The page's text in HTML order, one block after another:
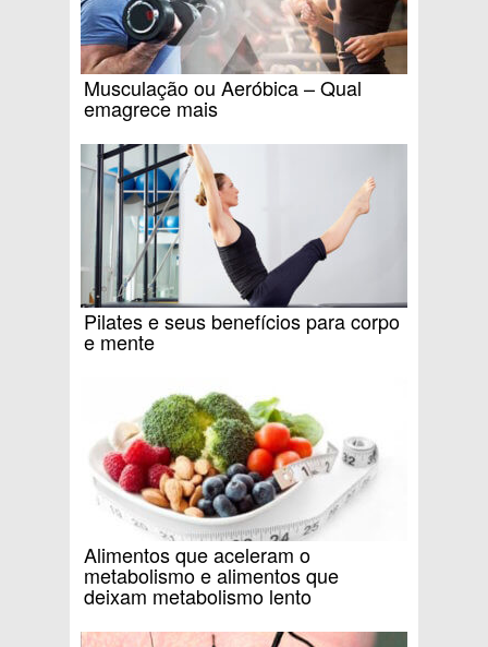
Musculação ou Aeróbica – Qual
emagrece mais
Pilates e seus benefícios para corpo
e mente
Alimentos que aceleram o
metabolismo e alimentos que
deixam metabolismo lento